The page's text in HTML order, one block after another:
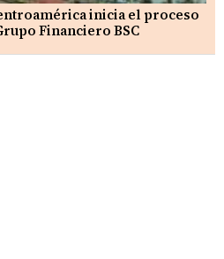
inicia el proceso
Financiero BSC